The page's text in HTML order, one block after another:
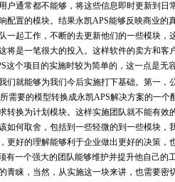
户通常都不能够，将这些信息即时更新到
配置的模块。结果永凯APS能够反映商业
一起工作，不断的去更新他们的一些模块
将是一笔很大的投入。这样软件的卖方和
这个项目的实施时较为简单的，这一点是无
就能够为我们今后实施打下基础。第一，
需要的模型转换成永凯APS解决方案的一
转换为计划模块。这样实施团队就不能有
如何取舍，包括到一些轻微的到一些模块
更好的理解能够利于企业做出更好的决策
有一个强大的团队能够维护并提升他自己
青睐，当然，从实施这一块来讲，也需要密